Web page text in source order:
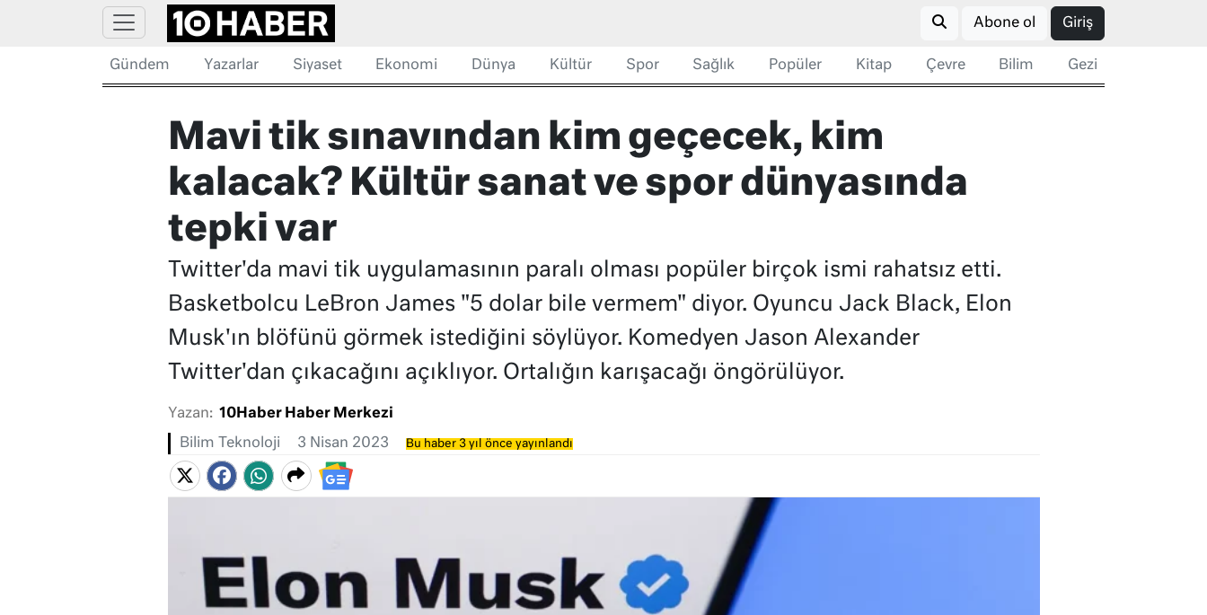
Abone ol Giriş
Gündem Yazarlar Siyaset Ekonomi Dünya Kültür Spor Sağlık Popüler Kitap Çevre Bilim Gezi
Mavi tik sınavından kim geçecek, kim
kalacak? Kültür sanat ve spor dünyasında
tepki var
Twitter'da mavi tik uygulamasının paralı olması popüler birçok ismi rahatsız etti.
Basketbolcu LeBron James "5 dolar bile vermem" diyor. Oyuncu Jack Black, Elon
Musk'ın blöfünü görmek istediğini söylüyor. Komedyen Jason Alexander
Twitter'dan çıkacağını açıklıyor. Ortalığın karışacağı öngörülüyor.
Yazan: 10Haber Haber Merkezi
Bilim Teknoloji 3 Nisan 2023 Bu haber 3 yıl önce yayınlandı